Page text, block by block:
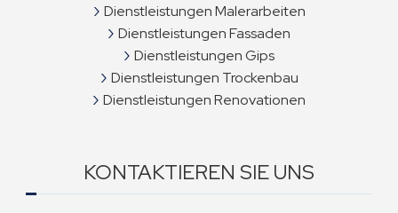
Dienstleistungen Malerarbeiten
Dienstleistungen Fassaden
Dienstleistungen Gips
Dienstleistungen Trockenbau
Dienstleistungen Renovationen
KONTAKTIEREN SIE UNS